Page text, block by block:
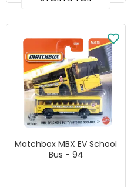
Matchbox MBX EV School
Bus - 94